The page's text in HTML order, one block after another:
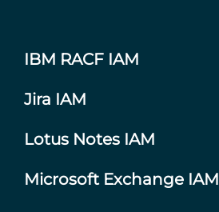
IBM RACF IAM
Jira IAM
Lotus Notes IAM
Microsoft Exchange IAM